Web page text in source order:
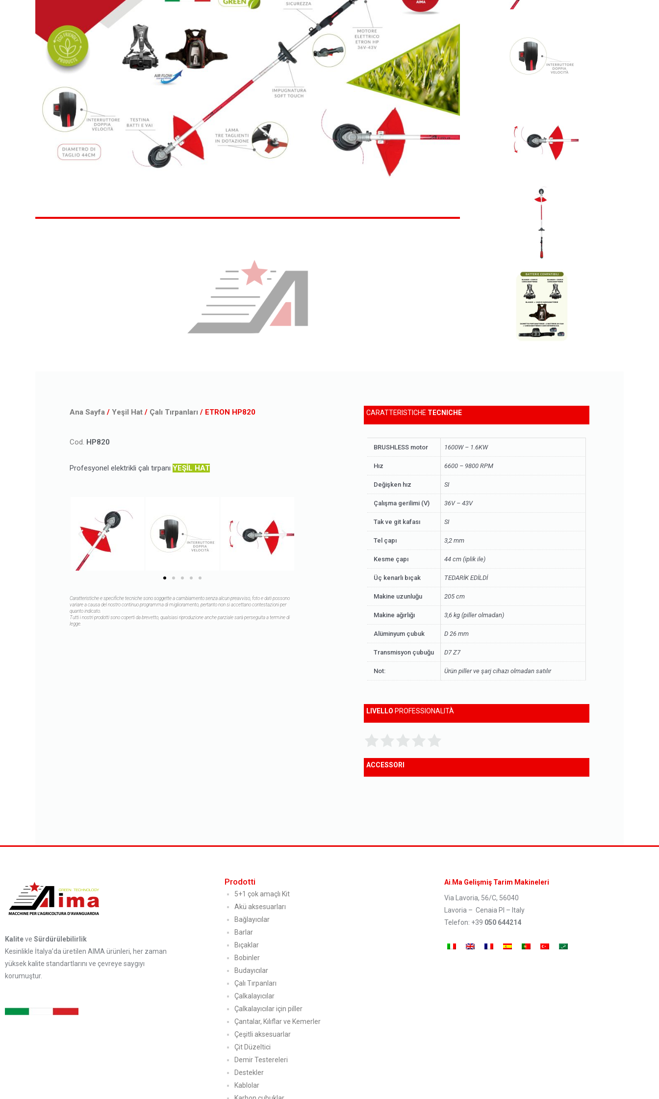
Ana Sayfa / Yeşil Hat / Çalı Tırpanları / ETRON HP820
Cod. HP820
Profesyonel elektrikli çalı tırpanı YEŞİL HAT
Caratteristiche e specifiche tecniche sono soggette a cambiamento senza alcun preavviso, foto e dati possono
variare a causa del nostro continuo programma di miglioramento, pertanto non si accettano contestazioni per
quanto indicato.
Tutti i nostri prodotti sono coperti da brevetto, qualsiasi riproduzione anche parziale sarà perseguita a termine di
legge.
CARATTERISTICHE TECNICHE
BRUSHLESS motor 1600W – 1.6KW
Hız 6600 – 9800 RPM
Değişken hız SI
Çalışma gerilimi (V) 36V – 43V
Tak ve git kafası SI
Tel çapı 3,2 mm
Kesme çapı 44 cm (iplik ile)
Üç kenarlı bıçak TEDARİK EDİLDİ
Makine uzunluğu 205 cm
Makine ağırlığı 3,6 kg (piller olmadan)
Alüminyum çubuk D 26 mm
Transmisyon çubuğu D7 Z7
Not: Ürün piller ve şarj cihazı olmadan satılır
LIVELLO PROFESSIONALITÀ
ACCESSORI
Kaliteve Sürdürülebilirlik
Kesinlikle İtalya’da üretilen AIMA ürünleri, her zaman
yüksek kalite standartlarını ve çevreye saygıyı
korumuştur.
Prodotti
5+1 çok amaçlı Kit
Akü aksesuarları
Bağlayıcılar
Barlar
Bıçaklar
Bobinler
Budayıcılar
Çalı Tırpanları
Çalkalayıcılar
Çalkalayıcılar için piller
Çantalar, Kılıflar ve Kemerler
Çeşitli aksesuarlar
Çit Düzeltici
Demir Testereleri
Destekler
Kablolar
Ai Ma Gelişmiş Tarim Makineleri
Via Lavoria, 56/C, 56040
Lavoria – Cenaia PI – Italy
Telefon: +39 050 644214